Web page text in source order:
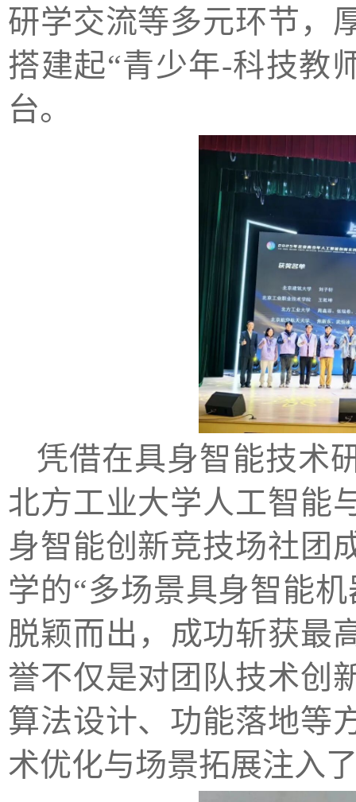
研学交流等多元环节，
搭建起“青少年-科技教
台。
凭借在具身智能技术
北方工业大学人工智能
身智能创新竞技场社团
学的“多场景具身智能
脱颖而出，成功斩获
誉不仅是对团队技术创
算法设计、功能落地等
术优化与场景拓展注入